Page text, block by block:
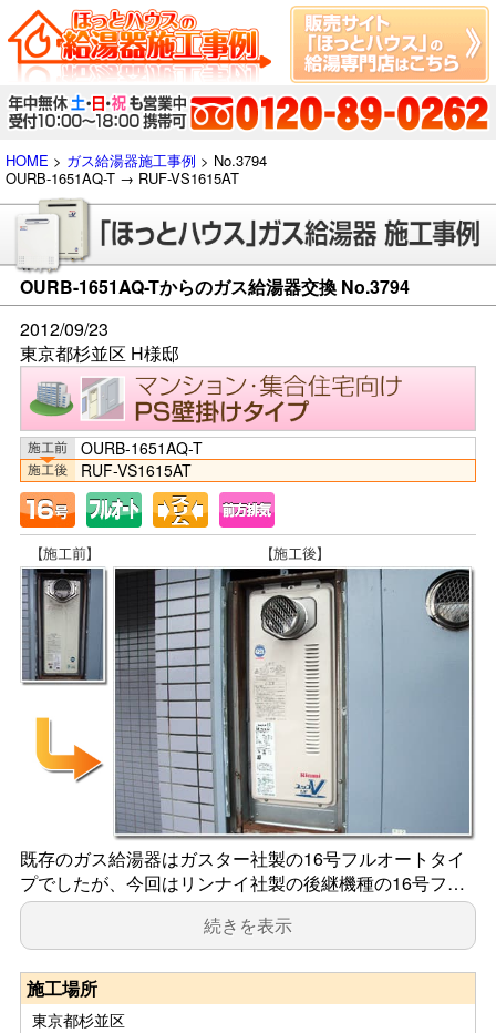
HOME > ガス給湯器施工事例 > No.3794
OURB-1651AQ-T → RUF-VS1615AT
OURB-1651AQ-Tからのガス給湯器交換 No.3794
2012/09/23
東京都杉並区 H様邸
OURB-1651AQ-T
RUF-VS1615AT
既存のガス給湯器はガスター社製の16号フルオートタイ
プでしたが、今回はリンナイ社製の後継機種の16号フ…
続きを表示
施工場所
東京都杉並区